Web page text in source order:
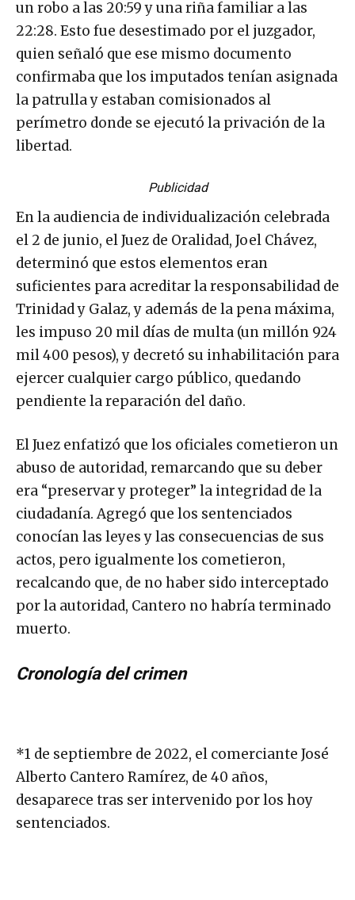
un robo a las 20:59 y una riña familiar a las
22:28. Esto fue desestimado por el juzgador,
quien señaló que ese mismo documento
confirmaba que los imputados tenían asignada
la patrulla y estaban comisionados al
perímetro donde se ejecutó la privación de la
libertad.
Publicidad
En la audiencia de individualización celebrada
el 2 de junio, el Juez de Oralidad, Joel Chávez,
determinó que estos elementos eran
suficientes para acreditar la responsabilidad de
Trinidad y Galaz, y además de la pena máxima,
les impuso 20 mil días de multa (un millón 924
mil 400 pesos), y decretó su inhabilitación para
ejercer cualquier cargo público, quedando
pendiente la reparación del daño.
El Juez enfatizó que los oficiales cometieron un
abuso de autoridad, remarcando que su deber
era “preservar y proteger” la integridad de la
ciudadanía. Agregó que los sentenciados
conocían las leyes y las consecuencias de sus
actos, pero igualmente los cometieron,
recalcando que, de no haber sido interceptado
por la autoridad, Cantero no habría terminado
muerto.
Cronología del crimen
*1 de septiembre de 2022, el comerciante José
Alberto Cantero Ramírez, de 40 años,
desaparece tras ser intervenido por los hoy
sentenciados.